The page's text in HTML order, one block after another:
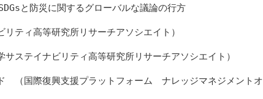
と防災に関するグローバルな議論の行方
ティ高等研究所リサーチアソシエイト）
ステイナビリティ高等研究所リサーチアソシエイト）
　（国際復興支援プラットフォーム　ナレッジマネジメントオ